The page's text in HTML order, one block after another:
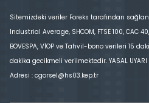
Sitemizdeki veriler Foreks tarafından
Industrial Average, SHCOM, FTSE 100, CAC
BOVESPA, VİOP ve Tahvil-bono verileri 15
dakika gecikmeli verilmektedir. YASAL
Adresi : cgorsel@hs03.kep.tr